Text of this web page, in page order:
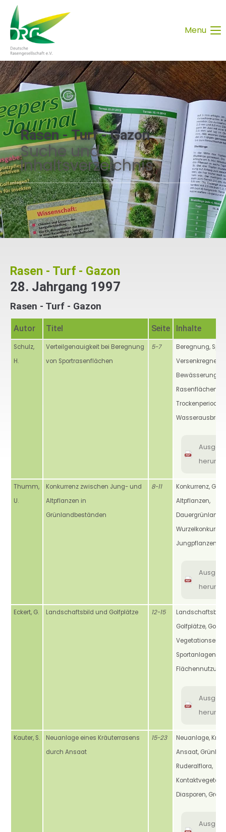
Menu
Rasen - Turf - Gazon
Suche und
Inhaltsverzeichnis
Rasen - Turf - Gazon
28. Jahrgang 1997
Rasen - Turf - Gazon
Autor Titel Seite Inhalte
Schulz,
H.
Verteilgenauigkeit bei Beregnung
von Sportrasenflächen
5-7
Beregnung,
Versenkregner,
Bewässerung,
Rasenflächen,
Trockenperioden,
Thumm,
U.
Konkurrenz zwischen Jung- und
Altpflanzen in
Grünlandbeständen
8-11
Konkurrenz,
Altpflanzen,
Dauergrünland,
Jungpflanzen,
Eckert, G. Landschaftsbild und Golfplätze 12-15
Landschaftsbild,
Golfplätze,
Sportanlagen,
Flächennutzung
Kauter, S.
Neuanlage eines Kräuterrasens
durch Ansaat
15-23
Neuanlage,
Ansaat,
Ruderalflora,
Diasporen,